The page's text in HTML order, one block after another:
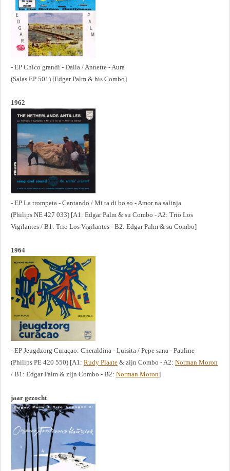
- EP Chico grandi - Dalia / Annette - Aura
(Salas EP 501) [Edgar Palm & his Combo]
1962
- EP La trompeta - Cantando / Mi ta di bo so - Amor na salinja
(Philips NE 427 033) [A1: Edgar Palm & su Combo - A2: Trio Los
Vigilantes / B1: Trio Los Vigilantes - B2: Edgar Palm & su Combo]
1964
- EP Jeugdzorg Curaçao: Cheraldina - Luisita / Pepe sana - Pauline
(Philips PE 420 550) [A1: Rudy Plaate & zijn Combo - A2: Norman Moron
/ B1: Edgar Palm & zijn Combo - B2: Norman Moron]
jaar gezocht